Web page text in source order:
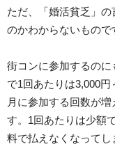
ただ、「婚活貧乏」
のかわからないもので
街コンに参加するの
で1回あたりは3,000円
月に参加する回数が
す。1回あたりは少額
料で払えなくなってし